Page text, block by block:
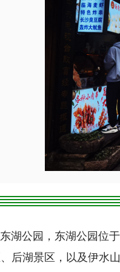
公园，东湖公园位于
后湖景区，以及伊水